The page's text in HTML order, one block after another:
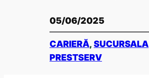
05/06/2025
CARIERĂ, SUCURSALA
PRESTSERV